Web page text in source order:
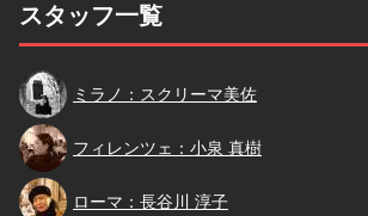
スタッフ一覧
スクリーマ
ミラノ：スクリーマ美佐
小泉
フィレンツェ：小泉 真樹
長谷川
ローマ：長谷川 淳子